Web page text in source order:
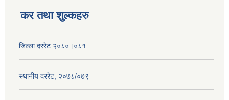
कर तथा शुल्कहरु
जिल्ला दररेट २०८०।०८१
स्थानीय दररेट, २०७८/०७९